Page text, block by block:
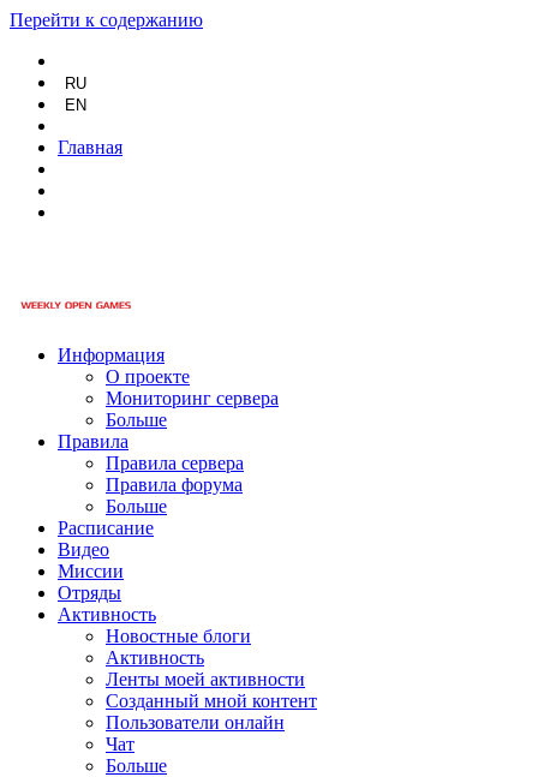
Перейти к содержанию
RU
EN
Главная
Информация
О проекте
Мониторинг сервера
Больше
Правила
Правила сервера
Правила форума
Больше
Расписание
Видео
Миссии
Отряды
Активность
Новостные блоги
Активность
Ленты моей активности
Созданный мной контент
Пользователи онлайн
Чат
Больше